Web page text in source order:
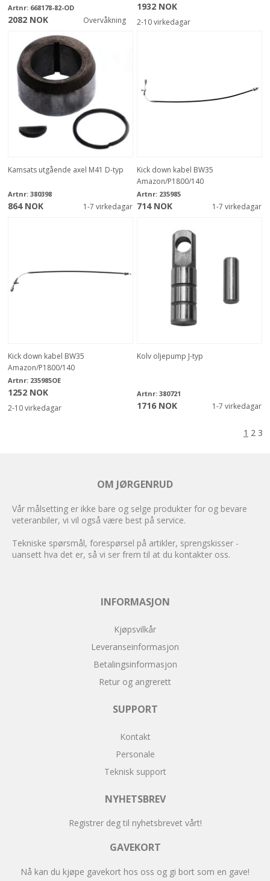
Artnr: 668178-82-OD
2082 NOK Overvåkning
1932 NOK
2-10 virkedagar
Kamsats utgående axel M41 D-typ
Artnr: 380398
864 NOK 1-7 virkedagar
Kick down kabel BW35
Amazon/P1800/140
Artnr: 235985
714 NOK 1-7 virkedagar
Kick down kabel BW35
Amazon/P1800/140
Artnr: 235985OE
1252 NOK
2-10 virkedagar
Kolv oljepump J-typ
Artnr: 380721
1716 NOK 1-7 virkedagar
1 2 3
OM JØRGENRUD
Vår målsetting er ikke bare og selge produkter for og bevare
veteranbiler, vi vil også være best på service.
Tekniske spørsmål, forespørsel på artikler, sprengskisser -
uansett hva det er, så vi ser frem til at du kontakter oss.
INFORMASJON
Kjøpsvilkår
Leveranseinformasjon
Betalingsinformasjon
Retur og angrerett
SUPPORT
Kontakt
Personale
Teknisk support
NYHETSBREV
Registrer deg til nyhetsbrevet vårt!
GAVEKORT
Nå kan du kjøpe gavekort hos oss og gi bort som en gave!